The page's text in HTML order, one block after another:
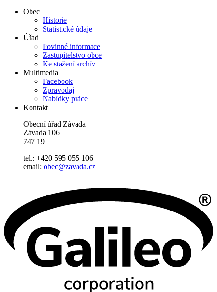
Obec
Historie
Statistické údaje
Úřad
Povinné informace
Zastupitelstvo obce
Ke stažení archív
Multimedia
Facebook
Zpravodaj
Nabídky práce
Kontakt
Obecní úřad Závada
Závada 106
747 19
tel.: +420 595 055 106
email: obec@zavada.cz